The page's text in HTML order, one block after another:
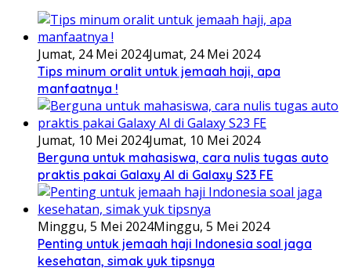
Jumat, 24 Mei 2024Jumat, 24 Mei 2024
Tips minum oralit untuk jemaah haji, apa
manfaatnya !
Jumat, 10 Mei 2024Jumat, 10 Mei 2024
Berguna untuk mahasiswa, cara nulis tugas auto
praktis pakai Galaxy AI di Galaxy S23 FE
Minggu, 5 Mei 2024Minggu, 5 Mei 2024
Penting untuk jemaah haji Indonesia soal jaga
kesehatan, simak yuk tipsnya